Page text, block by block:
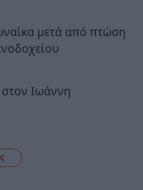
μετά από πτώση
Ιωάννη